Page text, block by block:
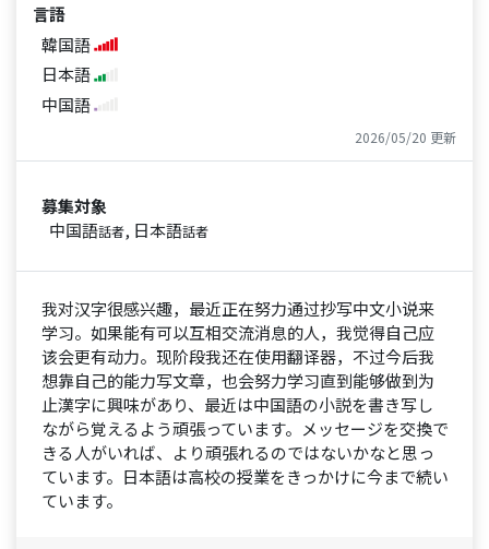
言語
韓国語
日本語
中国語
2026/05/20 更新
募集対象
中国語話者, 日本語話者
我对汉字很感兴趣，最近正在努力通过抄写中文小说来
学习。如果能有可以互相交流消息的人，我觉得自己应
该会更有动力。现阶段我还在使用翻译器，不过今后我
想靠自己的能力写文章，也会努力学习直到能够做到为
止漢字に興味があり、最近は中国語の小説を書き写し
ながら覚えるよう頑張っています。メッセージを交換で
きる人がいれば、より頑張れるのではないかなと思っ
ています。日本語は高校の授業をきっかけに今まで続い
ています。